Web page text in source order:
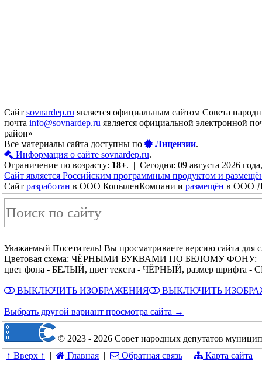
Сайт sovnardep.ru является официальным сайтом Совета
почта info@sovnardep.ru является официальной электронной
район»
Все материалы сайта доступны по
Лицензии.
Информация о сайте sovnardep.ru.
Ограничение по возрасту: 18+. | Сегодня: 09 августа 2026
Сайт является Российским программным продуктом и
Сайт разработан в ООО КопыленКомпани и размещён в ООО
Уважаемый Посетитель! Вы просматриваете версию сайта для
Цветовая схема: ЧЁРНЫМИ БУКВАМИ ПО БЕЛОМУ ФОНУ:
цвет фона - БЕЛЫЙ, цвет текста - ЧЁРНЫЙ, размер шрифта
ВЫКЛЮЧИТЬ ИЗОБРАЖЕНИЯ ВЫКЛЮЧИТЬ
Выбрать другой вариант просмотра сайта →
© 2023 - 2026 Совет народных депутатов
↑ Вверх ↑
| Главная | Обратная связь | Карта сайта